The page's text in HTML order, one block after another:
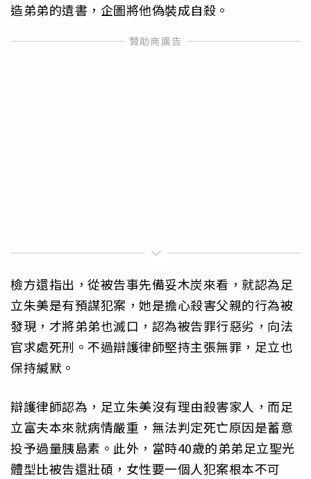
造弟弟的遺書，企圖將他偽裝成自殺。
檢方還指出，從被告事先備妥木炭來看，就認為足
立朱美是有預謀犯案，她是擔心殺害父親的行為被
發現，才將弟弟也滅口，認為被告罪行惡劣，向法
官求處死刑。不過辯護律師堅持主張無罪，足立也
保持緘默。
辯護律師認為，足立朱美沒有理由殺害家人，而足
立富夫本來就病情嚴重，無法判定死亡原因是蓄意
投予過量胰島素。此外，當時40歲的弟弟足立聖光
體型比被告還壯碩，女性要一個人犯案根本不可